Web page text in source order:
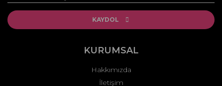
Ürün resmi kalitesiz, bozuk veya görüntülenemiyor.
Ürün açıklamasında eksik bilgiler bulunuyor.
Ürün fiyatı diğer sitelerden daha pahalı.
KAYDOL
KURUMSAL
Hakkımızda
İletişim